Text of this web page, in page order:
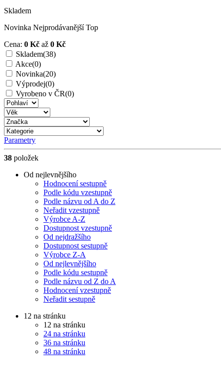
Skladem
Novinka Nejprodávanější Top
Cena: 0 Kč až 0 Kč
Skladem(38)
Akce(0)
Novinka(20)
Výprodej(0)
Vyrobeno v ČR(0)
Parametry
38 položek
Od nejlevnějšího
Hodnocení sestupně
Podle kódu vzestupně
Podle názvu od A do Z
Neřadit vzestupně
Výrobce A-Z
Dostupnost vzestupně
Od nejdražšího
Dostupnost sestupně
Výrobce Z-A
Od nejlevnějšího
Podle kódu sestupně
Podle názvu od Z do A
Hodnocení vzestupně
Neřadit sestupně
12 na stránku
12 na stránku
24 na stránku
36 na stránku
48 na stránku